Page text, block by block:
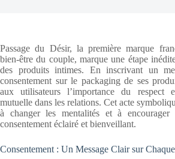
Passage du Désir, la première marque
bien-être du couple, marque une étape
des produits intimes. En inscrivant un
consentement sur le packaging de ses
aux utilisateurs l’importance du
mutuelle dans les relations. Cet acte
à changer les mentalités et à
consentement éclairé et bienveillant.
Consentement : Un Message Clair sur